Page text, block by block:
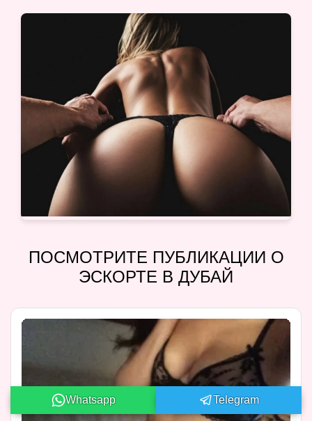
ПОСМОТРИТЕ ПУБЛИКАЦИИ О
ЭСКОРТЕ В ДУБАЙ
Whatsapp Telegram